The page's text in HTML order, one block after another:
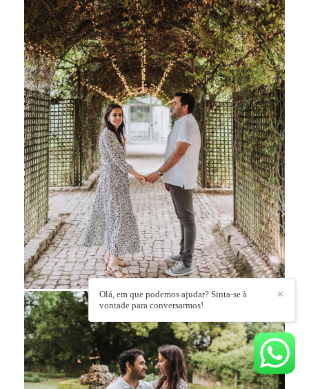
✕
Olá, em que podemos ajudar? Sinta-se à
vontade para conversarmos!